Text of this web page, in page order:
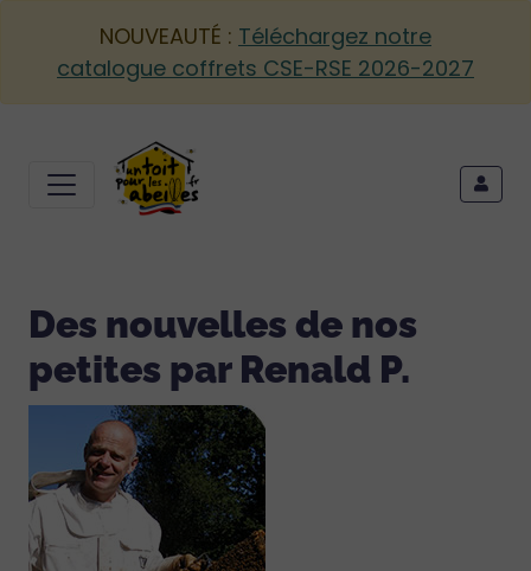
NOUVEAUTÉ : Téléchargez notre
catalogue coffrets CSE-RSE 2026-2027
Des nouvelles de nos
petites par Renald P.